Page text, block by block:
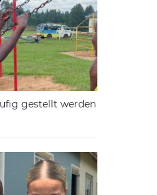
gestellt werden